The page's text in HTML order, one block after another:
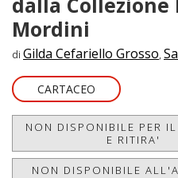
Mordini
di Gilda Cefariello Grosso,
CARTACEO
NON DISPONIBILE PER
E RITIRA'
NON DISPONIBILE